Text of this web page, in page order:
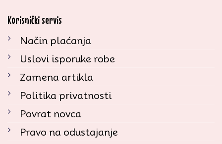
Korisnički servis
Način plaćanja
Uslovi isporuke robe
Zamena artikla
Politika privatnosti
Povrat novca
Pravo na odustajanje